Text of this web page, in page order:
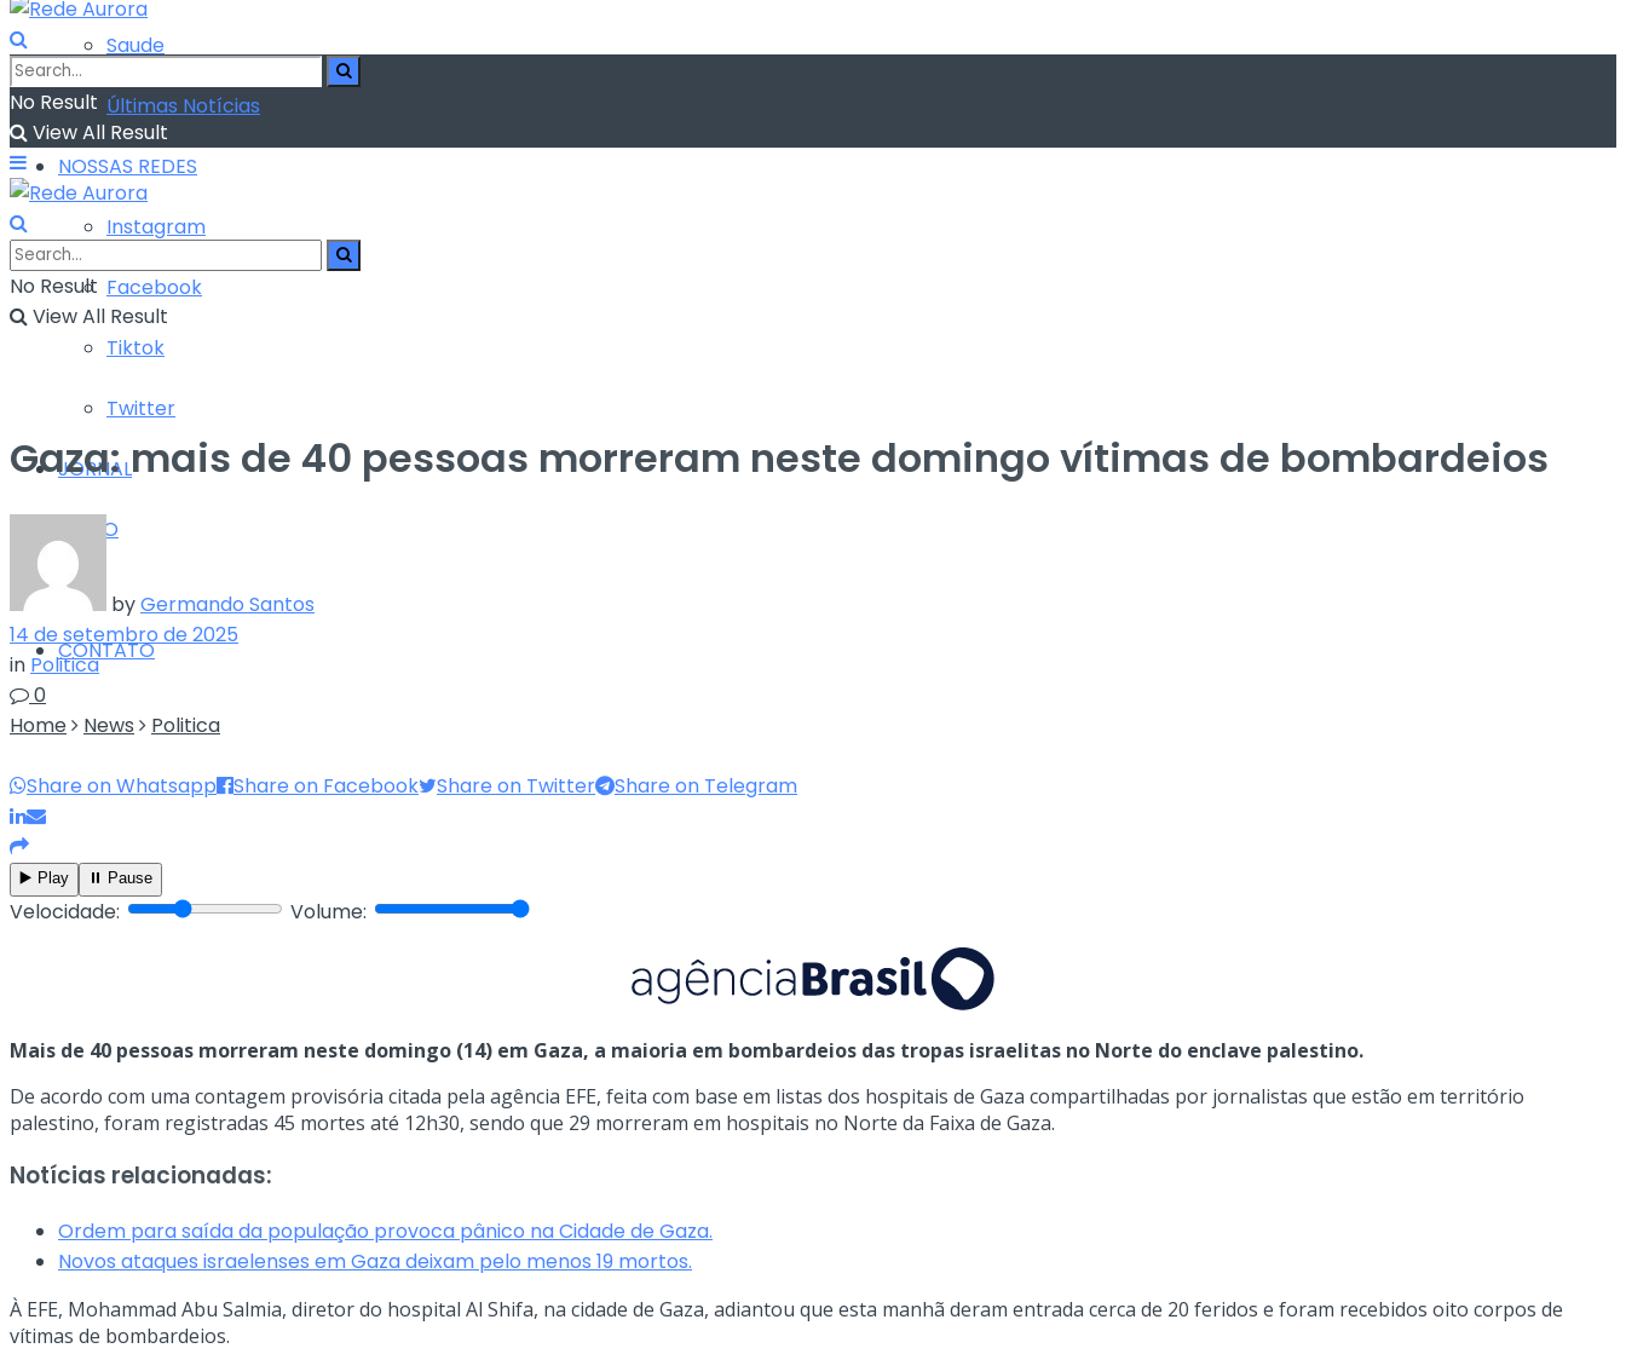
Saude
Últimas Notícias
NOSSAS REDES
Instagram
Facebook
Tiktok
Twitter
JORNAL
RÁDIO
TV
CONTATO
No Result
View All Result
No Result
View All Result
Gaza: mais de 40 pessoas morreram neste domingo vítimas de bombardeios
byGermando Santos
14 de setembro de 2025
in Politica
0
Home
News Politica
Share on Whatsapp Share on Facebook Share on Twitter Share on Telegram
▶️ Play ⏸️ Pause
Velocidade: Volume:
Mais de 40 pessoas morreram neste domingo (14) em Gaza, a maioria em bombardeios das tropas israelitas no Norte do enclave palestino.
De acordo com uma contagem provisória citada pela agência EFE, feita com base em listas dos hospitais de Gaza compartilhadas por jornalistas que estão em território
palestino, foram registradas 45 mortes até 12h30, sendo que 29 morreram em hospitais no Norte da Faixa de Gaza.
Notícias relacionadas:
Ordem para saída da população provoca pânico na Cidade de Gaza.
Novos ataques israelenses em Gaza deixam pelo menos 19 mortos.
À EFE, Mohammad Abu Salmia, diretor do hospital Al Shifa, na cidade de Gaza, adiantou que esta manhã deram entrada cerca de 20 feridos e foram recebidos oito corpos de
vítimas de bombardeios.